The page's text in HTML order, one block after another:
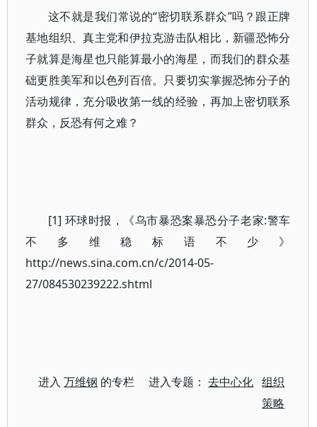
这不就是我们常说的“密切联系群众”吗？跟正牌
基地组织、真主党和伊拉克游击队相比，新疆恐怖分
子就算是海星也只能算最小的海星，而我们的群众基
础更胜美军和以色列百倍。只要切实掌握恐怖分子的
活动规律，充分吸收第一线的经验，再加上密切联系
群众，反恐有何之难？
[1] 环球时报，《乌市暴恐案暴恐分子老家:警车
不多维稳标语不少》
http://news.sina.com.cn/c/2014-05-
27/084530239222.shtml
进入万维钢 的专栏 进入专题：去中心化 组织
策略